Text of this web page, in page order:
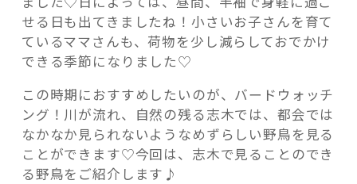
の
せる日も出てきましたね！小さいお子さんを育て
ているママさんも、荷物を少し減らしておでかけ
できる季節になりました♡
この時期におすすめしたいのが、バードウォッチ
ング！川が流れ、自然の残る志木では、都会では
なかなか見られないようなめずらしい野鳥を見る
ことができます♡今回は、志木で見ることのでき
る野鳥をご紹介します♪